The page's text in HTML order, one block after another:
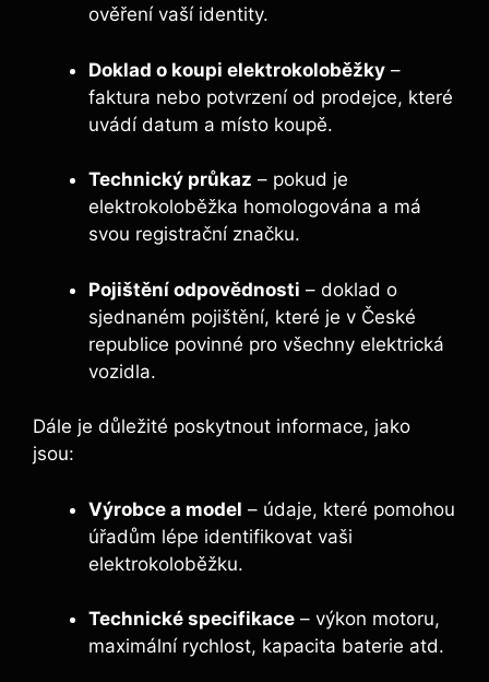
ověření vaší identity.
Doklad o koupi elektrokoloběžky –
faktura nebo potvrzení od prodejce, které
uvádí datum a místo koupě.
Technický průkaz – pokud je
elektrokoloběžka homologována a má
svou registrační značku.
Pojištění odpovědnosti – doklad o
sjednaném pojištění, které je v České
republice povinné pro všechny elektrická
vozidla.
Dále je důležité poskytnout informace, jako
jsou:
Výrobce a model – údaje, které pomohou
úřadům lépe identifikovat vaši
elektrokoloběžku.
Technické specifikace – výkon motoru,
maximální rychlost, kapacita baterie atd.